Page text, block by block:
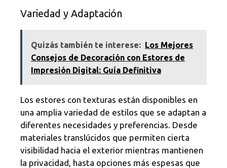
Variedad y Adaptación
Quizás también te interese: Los Mejores
Consejos de Decoración con Estores de
Impresión Digital: Guía Definitiva
Los estores con texturas están disponibles en
una amplia variedad de estilos que se adaptan a
diferentes necesidades y preferencias. Desde
materiales translúcidos que permiten cierta
visibilidad hacia el exterior mientras mantienen
la privacidad, hasta opciones más espesas que